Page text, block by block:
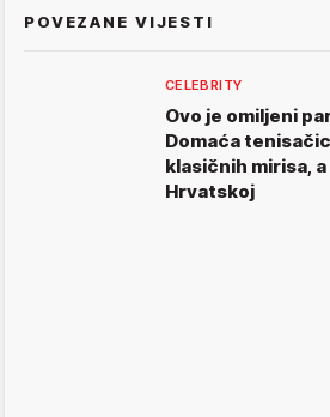
POVEZANE VIJESTI
CELEBRITY
Ovo je omiljeni
Domaća
klasičnih mirisa,
Hrvatskoj